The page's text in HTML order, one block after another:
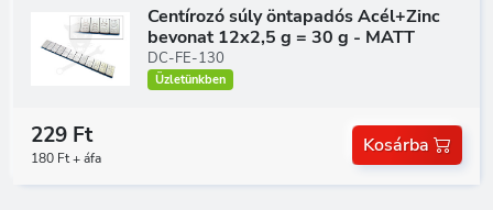
Centírozó súly öntapadós Acél+Zinc
bevonat 12x2,5 g = 30 g - MATT
DC-FE-130
Üzletünkben
229 Ft
180 Ft + áfa
Kosárba